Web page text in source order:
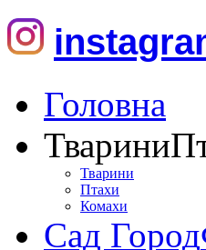
Головна
Тварини
Тварини
Птахи
Комахи
Сад Город